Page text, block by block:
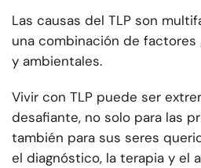
Las causas del TLP son
una combinación de
y ambientales.
Vivir con TLP puede ser
desafiante, no solo para las
también para sus seres
el diagnóstico, la terapia y el